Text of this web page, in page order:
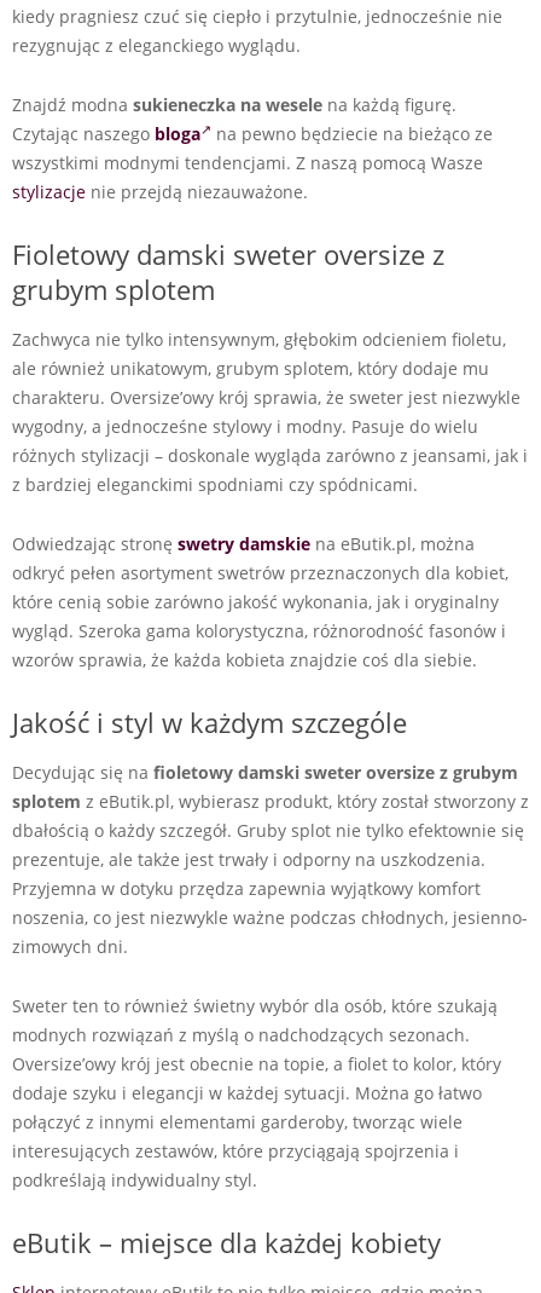
kiedy pragniesz czuć się ciepło i przytulnie, jednocześnie nie
rezygnując z eleganckiego wyglądu.
Znajdź modna sukieneczka na wesele na każdą figurę.
Czytając naszego bloga
na pewno będziecie na bieżąco ze
wszystkimi modnymi tendencjami. Z naszą pomocą Wasze
stylizacje nie przejdą niezauważone.
Fioletowy damski sweter oversize z
grubym splotem
Zachwyca nie tylko intensywnym, głębokim odcieniem fioletu,
ale również unikatowym, grubym splotem, który dodaje mu
charakteru. Oversize’owy krój sprawia, że sweter jest niezwykle
wygodny, a jednocześne stylowy i modny. Pasuje do wielu
różnych stylizacji – doskonale wygląda zarówno z jeansami, jak i
z bardziej eleganckimi spodniami czy spódnicami.
Odwiedzając stronę swetry damskie na eButik.pl, można
odkryć pełen asortyment swetrów przeznaczonych dla kobiet,
które cenią sobie zarówno jakość wykonania, jak i oryginalny
wygląd. Szeroka gama kolorystyczna, różnorodność fasonów i
wzorów sprawia, że każda kobieta znajdzie coś dla siebie.
Jakość i styl w każdym szczególe
Decydując się na fioletowy damski sweter oversize z grubym
splotem z eButik.pl, wybierasz produkt, który został stworzony z
dbałością o każdy szczegół. Gruby splot nie tylko efektownie się
prezentuje, ale także jest trwały i odporny na uszkodzenia.
Przyjemna w dotyku przędza zapewnia wyjątkowy komfort
noszenia, co jest niezwykle ważne podczas chłodnych, jesienno-
zimowych dni.
Sweter ten to również świetny wybór dla osób, które szukają
modnych rozwiązań z myślą o nadchodzących sezonach.
Oversize’owy krój jest obecnie na topie, a fiolet to kolor, który
dodaje szyku i elegancji w każdej sytuacji. Można go łatwo
połączyć z innymi elementami garderoby, tworząc wiele
interesujących zestawów, które przyciągają spojrzenia i
podkreślają indywidualny styl.
eButik – miejsce dla każdej kobiety